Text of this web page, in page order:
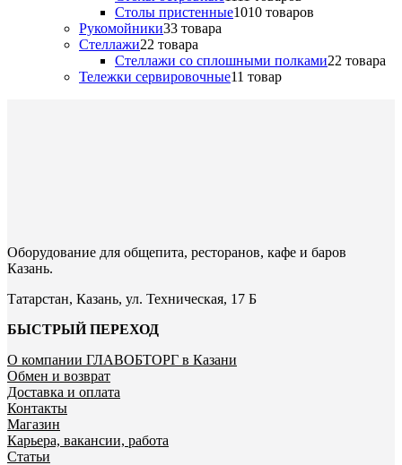
Столы пристенные1010 товаров
Рукомойники33 товара
Стеллажи22 товара
Стеллажи со сплошными полками22 товара
Тележки сервировочные11 товар
Оборудование для общепита, ресторанов, кафе и баров
Казань.
Татарстан, Казань, ул. Техническая, 17 Б
БЫСТРЫЙ ПЕРЕХОД
О компании ГЛАВОБТОРГ в Казани
Обмен и возврат
Доставка и оплата
Контакты
Магазин
Карьера, вакансии, работа
Статьи